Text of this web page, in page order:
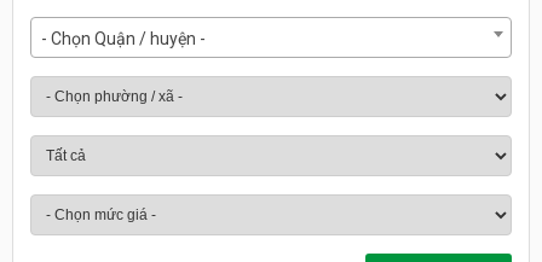
- Chọn Quận / huyện -